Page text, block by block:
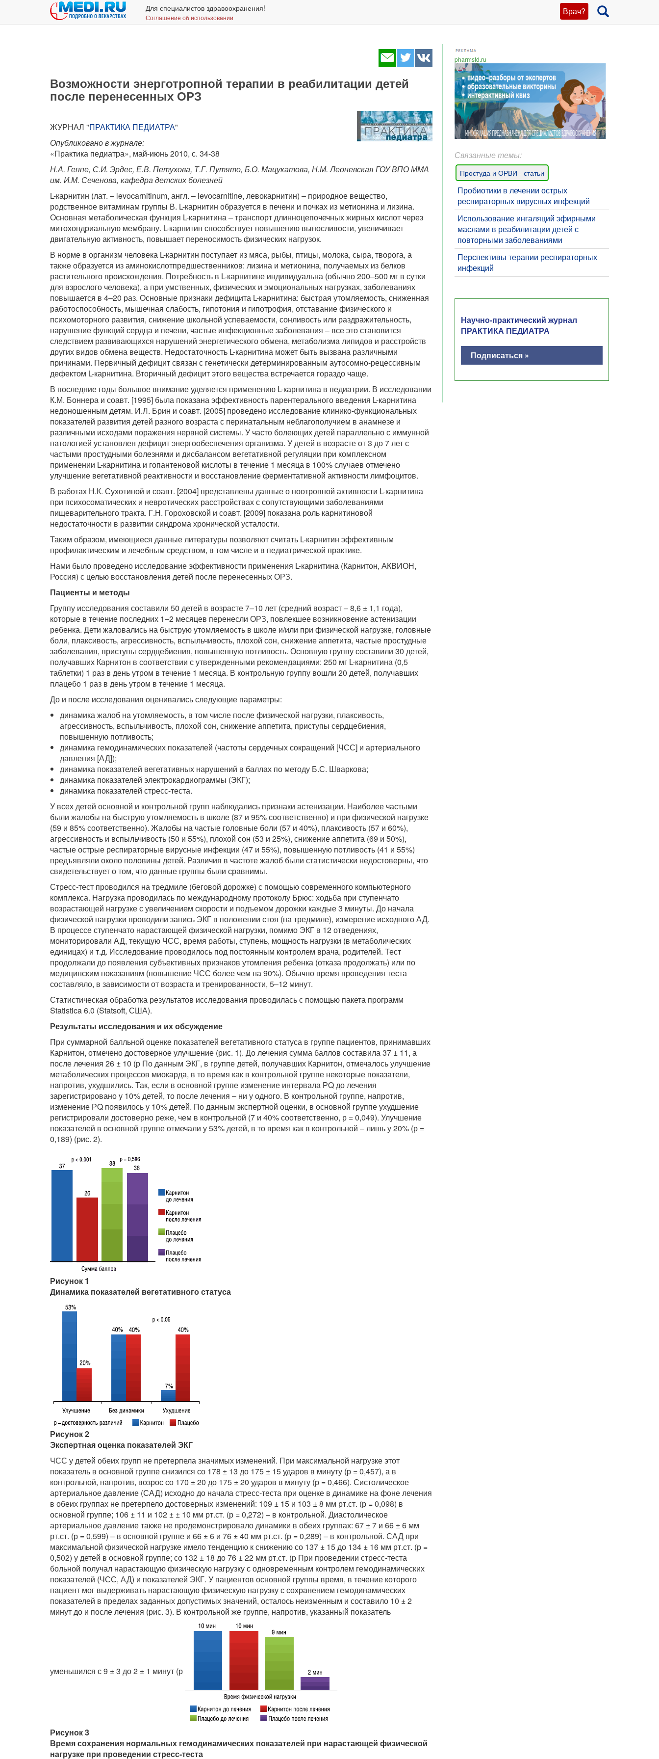
Врач?
Для специалистов здравоохранения!
Соглашение об использовании
pharmstd.ru
Возможности энерготропной терапии в реабилитации детей
после перенесенных ОРЗ
ЖУРНАЛ "ПРАКТИКА ПЕДИАТРА"
Опубликовано в журнале:
«Практика педиатра», май-июнь 2010, с. 34-38
Н.А. Геппе, С.И. Эрдес, Е.В. Петухова, Т.Г. Путято, Б.О. Мацукатова, Н.М. Леоневская ГОУ ВПО ММА
им. И.М. Сеченова, кафедра детских болезней
L-карнитин (лат. – levocarnitinum, англ. – levocarnitine, левокарнитин) – природное вещество,
родственное витаминам группы В. L-карнитин образуется в печени и почках из метионина и лизина.
Основная метаболическая функция L-карнитина – транспорт длинноцепочечных жирных кислот через
митохондриальную мембрану. L-карнитин способствует повышению выносливости, увеличивает
двигательную активность, повышает переносимость физических нагрузок.
В норме в организм человека L-карнитин поступает из мяса, рыбы, птицы, молока, сыра, творога, а
также образуется из аминокислотпредшественников: лизина и метионина, получаемых из белков
растительного происхождения. Потребность в L-карнитине индивидуальна (обычно 200–500 мг в сутки
для взрослого человека), а при умственных, физических и эмоциональных нагрузках, заболеваниях
повышается в 4–20 раз. Основные признаки дефицита L-карнитина: быстрая утомляемость, сниженная
работоспособность, мышечная слабость, гипотония и гипотрофия, отставание физического и
психомоторного развития, снижение школьной успеваемости, сонливость или раздражительность,
нарушение функций сердца и печени, частые инфекционные заболевания – все это становится
следствием развивающихся нарушений энергетического обмена, метаболизма липидов и расстройств
других видов обмена веществ. Недостаточность L-карнитина может быть вызвана различными
причинами. Первичный дефицит связан с генетически детерминированным аутосомно-рецессивным
дефектом L-карнитина. Вторичный дефицит этого вещества встречается гораздо чаще.
В последние годы большое внимание уделяется применению L-карнитина в педиатрии. В исследовании
К.М. Боннера и соавт. [1995] была показана эффективность парентерального введения L-карнитина
недоношенным детям. И.Л. Брин и соавт. [2005] проведено исследование клинико-функциональных
показателей развития детей разного возраста с перинатальным неблагополучием в анамнезе и
различными исходами поражения нервной системы. У часто болеющих детей параллельно с иммунной
патологией установлен дефицит энергообеспечения организма. У детей в возрасте от 3 до 7 лет с
частыми простудными болезнями и дисбалансом вегетативной регуляции при комплексном
применении L-карнитина и гопантеновой кислоты в течение 1 месяца в 100% случаев отмечено
улучшение вегетативной реактивности и восстановление ферментативной активности лимфоцитов.
В работах Н.К. Сухотиной и соавт. [2004] представлены данные о ноотропной активности L-карнитина
при психосоматических и невротических расстройствах с сопутствующими заболеваниями
пищеварительного тракта. Г.Н. Гороховской и соавт. [2009] показана роль карнитиновой
недостаточности в развитии синдрома хронической усталости.
Таким образом, имеющиеся данные литературы позволяют считать L-карнитин эффективным
профилактическим и лечебным средством, в том числе и в педиатрической практике.
Нами было проведено исследование эффективности применения L-карнитина (Карнитон, АКВИОН,
Россия) с целью восстановления детей после перенесенных ОРЗ.
Пациенты и методы
Группу исследования составили 50 детей в возрасте 7–10 лет (средний возраст – 8,6 ± 1,1 года),
которые в течение последних 1–2 месяцев перенесли ОРЗ, повлекшее возникновение астенизации
ребенка. Дети жаловались на быструю утомляемость в школе и/или при физической нагрузке, головные
боли, плаксивость, агрессивность, вспыльчивость, плохой сон, снижение аппетита, частые простудные
заболевания, приступы сердцебиения, повышенную потливость. Основную группу составили 30 детей,
получавших Карнитон в соответствии с утвержденными рекомендациями: 250 мг L-карнитина (0,5
таблетки) 1 раз в день утром в течение 1 месяца. В контрольную группу вошли 20 детей, получавших
плацебо 1 раз в день утром в течение 1 месяца.
До и после исследования оценивались следующие параметры:
динамика жалоб на утомляемость, в том числе после физической нагрузки, плаксивость,
агрессивность, вспыльчивость, плохой сон, снижение аппетита, приступы сердцебиения,
повышенную потливость;
динамика гемодинамических показателей (частоты сердечных сокращений [ЧСС] и артериального
давления [АД]);
динамика показателей вегетативных нарушений в баллах по методу Б.С. Шваркова;
динамика показателей электрокардиограммы (ЭКГ);
динамика показателей стресс-теста.
У всех детей основной и контрольной групп наблюдались признаки астенизации. Наиболее частыми
были жалобы на быструю утомляемость в школе (87 и 95% соответственно) и при физической нагрузке
(59 и 85% соответственно). Жалобы на частые головные боли (57 и 40%), плаксивость (57 и 60%),
агрессивность и вспыльчивость (50 и 55%), плохой сон (53 и 25%), снижение аппетита (69 и 50%),
частые острые респираторные вирусные инфекции (47 и 55%), повышенную потливость (41 и 55%)
предъявляли около половины детей. Различия в частоте жалоб были статистически недостоверны, что
свидетельствует о том, что данные группы были сравнимы.
Стресс-тест проводился на тредмиле (беговой дорожке) с помощью современного компьютерного
комплекса. Нагрузка проводилась по международному протоколу Брюс: ходьба при ступенчато
возрастающей нагрузке с увеличением скорости и подъемом дорожки каждые 3 минуты. До начала
физической нагрузки проводили запись ЭКГ в положении стоя (на тредмиле), измерение исходного АД.
В процессе ступенчато нарастающей физической нагрузки, помимо ЭКГ в 12 отведениях,
мониторировали АД, текущую ЧСС, время работы, ступень, мощность нагрузки (в метаболических
единицах) и т.д. Исследование проводилось под постоянным контролем врача, родителей. Тест
продолжали до появления субъективных признаков утомления ребенка (отказа продолжать) или по
медицинским показаниям (повышение ЧСС более чем на 90%). Обычно время проведения теста
составляло, в зависимости от возраста и тренированности, 5–12 минут.
Статистическая обработка результатов исследования проводилась с помощью пакета программ
Statistica 6.0 (Statsoft, США).
Результаты исследования и их обсуждение
При суммарной балльной оценке показателей вегетативного статуса в группе пациентов, принимавших
Карнитон, отмечено достоверное улучшение (рис. 1). До лечения сумма баллов составила 37 ± 11, а
после лечения 26 ± 10 (р По данным ЭКГ, в группе детей, получавших Карнитон, отмечалось улучшение
метаболических процессов миокарда, в то время как в контрольной группе некоторые показатели,
напротив, ухудшились. Так, если в основной группе изменение интервала РQ до лечения
зарегистрировано у 10% детей, то после лечения – ни у одного. В контрольной группе, напротив,
изменение РQ появилось у 10% детей. По данным экспертной оценки, в основной группе ухудшение
регистрировали достоверно реже, чем в контрольной (7 и 40% соответственно, р = 0,049). Улучшение
показателей в основной группе отмечали у 53% детей, в то время как в контрольной – лишь у 20% (р =
0,189) (рис. 2).
Рисунок 1
Динамика показателей вегетативного статуса
Рисунок 2
Экспертная оценка показателей ЭКГ
ЧСС у детей обеих групп не претерпела значимых изменений. При максимальной нагрузке этот
показатель в основной группе снизился со 178 ± 13 до 175 ± 15 ударов в минуту (р = 0,457), а в
контрольной, напротив, возрос со 170 ± 20 до 175 ± 20 ударов в минуту (р = 0,466). Систолическое
артериальное давление (САД) исходно до начала стресс-теста при оценке в динамике на фоне лечения
в обеих группах не претерпело достоверных изменений: 109 ± 15 и 103 ± 8 мм рт.ст. (р = 0,098) в
основной группе; 106 ± 11 и 102 ± ± 10 мм рт.ст. (р = 0,272) – в контрольной. Диастолическое
артериальное давление также не продемонстрировало динамики в обеих группах: 67 ± 7 и 66 ± 6 мм
рт.ст. (р = 0,599) – в основной группе и 66 ± 6 и 76 ± 40 мм рт.ст. (р = 0,289) – в контрольной. САД при
максимальной физической нагрузке имело тенденцию к снижению со 137 ± 15 до 134 ± 16 мм рт.ст. (р =
0,502) у детей в основной группе; со 132 ± 18 до 76 ± 22 мм рт.ст. (р При проведении стресс-теста
больной получал нарастающую физическую нагрузку с одновременным контролем гемодинамических
показателей (ЧСС, АД) и показателей ЭКГ. У пациентов основной группы время, в течение которого
пациент мог выдерживать нарастающую физическую нагрузку с сохранением гемодинамических
показателей в пределах заданных допустимых значений, осталось неизменным и составило 10 ± 2
минут до и после лечения (рис. 3). В контрольной же группе, напротив, указанный показатель
уменьшился с 9 ± 3 до 2 ± 1 минут (р
Рисунок 3
Время сохранения нормальных гемодинамических показателей при нарастающей физической
нагрузке при проведении стресс-теста
Связанные темы:
Простуда и ОРВИ - статьи
​Пробиотики в лечении острых
респираторных вирусных инфекций
Использование ингаляций эфирными
маслами в реабилитации детей с
повторными заболеваниями
Перспективы терапии респираторных
инфекций
Научно-практический журнал
ПРАКТИКА ПЕДИАТРА
Подписаться »